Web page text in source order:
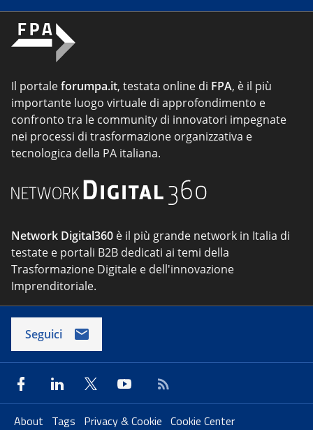
Il portaleforumpa.it, testata online di FPA, è il più
importante luogo virtuale di approfondimento e
confronto tra le community di innovatori impegnate
nei processi di trasformazione organizzativa e
tecnologica della PA italiana.
Network Digital360 è il più grande network in Italia di
testate e portali B2B dedicati ai temi della
Trasformazione Digitale e dell'innovazione
Imprenditoriale.
Seguici
About Tags Privacy & Cookie Cookie Center